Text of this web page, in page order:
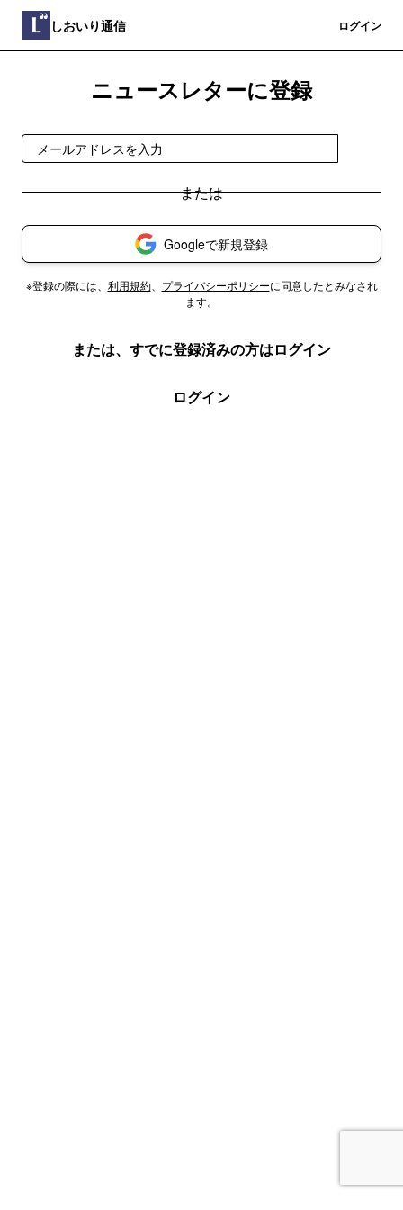
しおいり通信 ログイン
ニュースレターに登録
Googleで新規登録
※登録の際には、 利用規約、 プライバシーポリシーに同意したとみなされ
ます。
または、すでに登録済みの方はログイン
ログイン